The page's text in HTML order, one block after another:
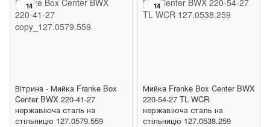
14
Вітрина - Мийка Franke Box
Center BWX 220-41-27
нержавіюча сталь на
стільницю 127.0579.559
14
Мийка Franke Box Center BWX
220-54-27 TL WCR
нержавіюча сталь на
стільницю 127.0538.259